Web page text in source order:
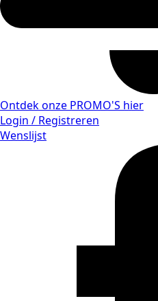
Ontdek onze PROMO'S hier
Login / Registreren
Wenslijst